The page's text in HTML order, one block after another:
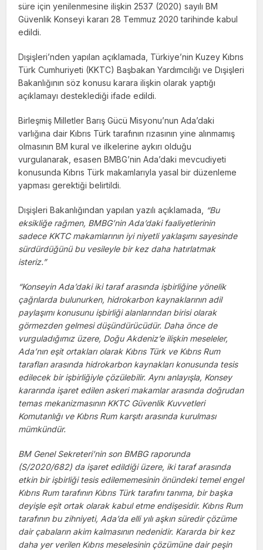
süre için yenilenmesine ilişkin 2537 (2020) sayılı BM
Güvenlik Konseyi kararı 28 Temmuz 2020 tarihinde kabul
edildi.
Dışişleri’nden yapılan açıklamada, Türkiye’nin Kuzey Kıbrıs
Türk Cumhuriyeti (KKTC) Başbakan Yardımcılığı ve Dışişleri
Bakanlığının söz konusu karara ilişkin olarak yaptığı
açıklamayı desteklediği ifade edildi.
Birleşmiş Milletler Barış Gücü Misyonu’nun Ada’daki
varlığına dair Kıbrıs Türk tarafının rızasının yine alınmamış
olmasının BM kural ve ilkelerine aykırı olduğu
vurgulanarak, esasen BMBG’nin Ada’daki mevcudiyeti
konusunda Kıbrıs Türk makamlarıyla yasal bir düzenleme
yapması gerektiği belirtildi.
Dışişleri Bakanlığından yapılan yazılı açıklamada,
“Bu
eksikliğe rağmen, BMBG’nin Ada’daki faaliyetlerinin
sadece KKTC makamlarının iyi niyetli yaklaşımı sayesinde
sürdürdüğünü bu vesileyle bir kez daha hatırlatmak
isteriz.”
“Konseyin Ada’daki iki taraf arasında işbirliğine yönelik
çağrılarda bulunurken, hidrokarbon kaynaklarının adil
paylaşımı konusunu işbirliği alanlarından birisi olarak
görmezden gelmesi düşündürücüdür. Daha önce de
vurguladığımız üzere, Doğu Akdeniz’e ilişkin meseleler,
Ada’nın eşit ortakları olarak Kıbrıs Türk ve Kıbrıs Rum
tarafları arasında hidrokarbon kaynakları konusunda tesis
edilecek bir işbirliğiyle çözülebilir. Aynı anlayışla, Konsey
kararında işaret edilen askeri makamlar arasında doğrudan
temas mekanizmasının KKTC Güvenlik Kuvvetleri
Komutanlığı ve Kıbrıs Rum karşıtı arasında kurulması
mümkündür.
BM Genel Sekreteri’nin son BMBG raporunda
(S/2020/682) da işaret edildiği üzere, iki taraf arasında
etkin bir işbirliği tesis edilememesinin önündeki temel engel
Kıbrıs Rum tarafının Kıbrıs Türk tarafını tanıma, bir başka
deyişle eşit ortak olarak kabul etme endişesidir. Kıbrıs Rum
tarafının bu zihniyeti, Ada’da elli yılı aşkın süredir çözüme
dair çabaların akim kalmasının nedenidir. Kararda bir kez
daha yer verilen Kıbrıs meselesinin çözümüne dair peşin